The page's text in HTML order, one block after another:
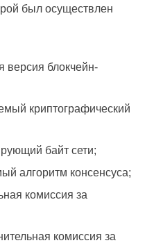
был осуществлен
версия блокчейн-
криптографический
байт сети;
алгоритм консенсуса;
комиссия за
комиссия за